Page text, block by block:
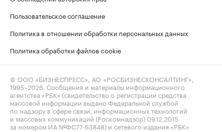
Пользовательское соглашение
Политика в отношении обработки персональных данных
Политика обработки файлов cookie
© ООО «БИЗНЕСПРЕСС», АО «РОСБИЗНЕСКОНСАЛТИНГ»,
1995–2026 . Сообщения и материалы информационного
агентства «РБК» (свидетельство о регистрации средства
массовой информации выдано Федеральной службой
по надзору в сфере связи, информационных технологий
и массовых коммуникаций (Роскомнадзор) 09.12.2015
за номером ИА №ФС77-63848) и сетевого издания «РБК»